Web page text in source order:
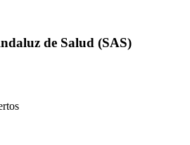
de Salud (SAS)